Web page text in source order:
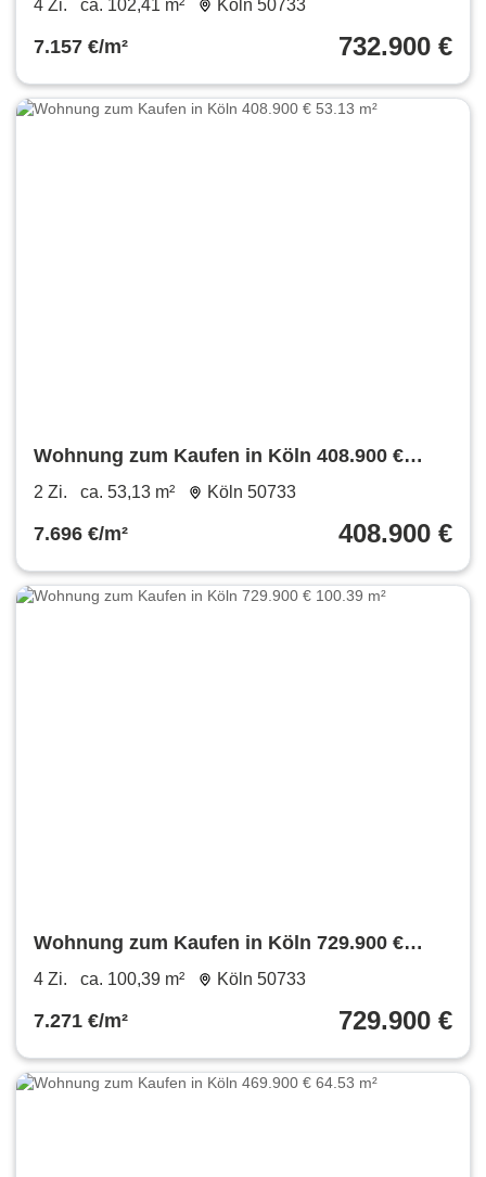
4 Zi. ca. 102,41 m² Köln 50733
7.157 €/m² 732.900 €
Wohnung zum Kaufen in Köln 408.900 €
53.13 m²
2 Zi. ca. 53,13 m² Köln 50733
7.696 €/m² 408.900 €
Wohnung zum Kaufen in Köln 729.900 €
100.39 m²
4 Zi. ca. 100,39 m² Köln 50733
7.271 €/m² 729.900 €